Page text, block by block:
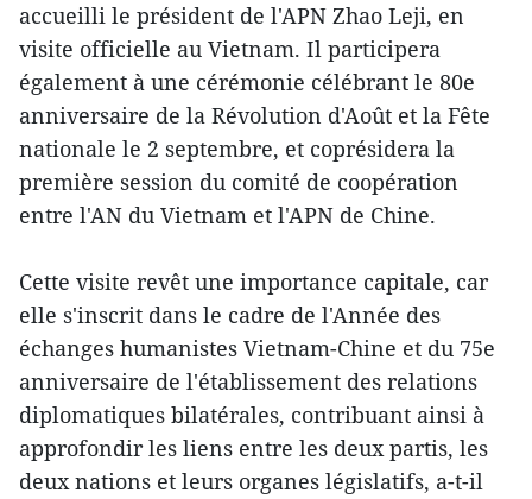
accueilli le président de l'APN Zhao Leji, en
visite officielle au Vietnam. Il participera
également à une cérémonie célébrant le 80e
anniversaire de la Révolution d'Août et la Fête
nationale le 2 septembre, et coprésidera la
première session du comité de coopération
entre l'AN du Vietnam et l'APN de Chine.
Cette visite revêt une importance capitale, car
elle s'inscrit dans le cadre de l'Année des
échanges humanistes Vietnam-Chine et du 75e
anniversaire de l'établissement des relations
diplomatiques bilatérales, contribuant ainsi à
approfondir les liens entre les deux partis, les
deux nations et leurs organes législatifs, a-t-il